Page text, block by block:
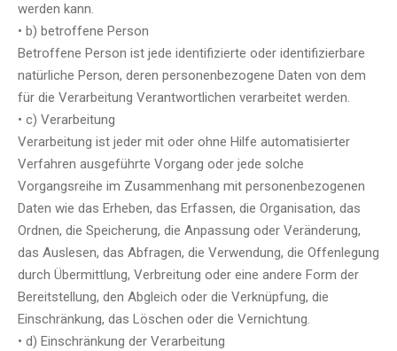
werden kann.
• b) betroffene Person
Betroffene Person ist jede identifizierte oder identifizierbare
natürliche Person, deren personenbezogene Daten von dem
für die Verarbeitung Verantwortlichen verarbeitet werden.
• c) Verarbeitung
Verarbeitung ist jeder mit oder ohne Hilfe automatisierter
Verfahren ausgeführte Vorgang oder jede solche
Vorgangsreihe im Zusammenhang mit personenbezogenen
Daten wie das Erheben, das Erfassen, die Organisation, das
Ordnen, die Speicherung, die Anpassung oder Veränderung,
das Auslesen, das Abfragen, die Verwendung, die Offenlegung
durch Übermittlung, Verbreitung oder eine andere Form der
Bereitstellung, den Abgleich oder die Verknüpfung, die
Einschränkung, das Löschen oder die Vernichtung.
• d) Einschränkung der Verarbeitung